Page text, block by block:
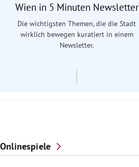
Wien in 5 Minuten Newsletter
Die wichtigsten Themen, die die Stadt
wirklich bewegen kuratiert in einem
Newsletter.
Onlinespiele